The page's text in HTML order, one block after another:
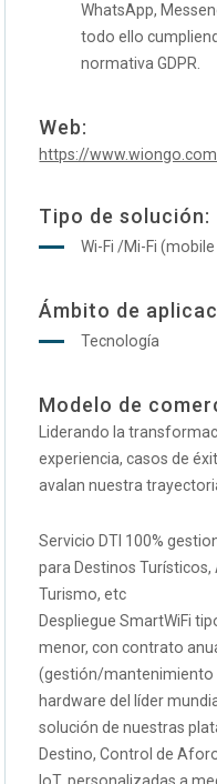
WhatsApp,
todo ello
normativa GDPR.
Web:
https://www.wiongo.com
Tipo de solución:
Wi-Fi /Mi-Fi (mobile
Ámbito de
Tecnología
Modelo de
Liderando la
experiencia, casos de
avalan nuestra
Servicio DTI 100%
para Destinos
Turismo, etc
Despliegue SmartWiFi
menor, con contrato
(gestión/mantenimiento
hardware del líder
solución de nuestras
Destino, Control de
IoT, personalizadas a